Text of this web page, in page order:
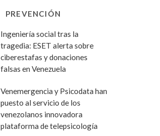
PREVENCIÓN
Ingeniería social tras la
tragedia: ESET alerta sobre
ciberestafas y donaciones
falsas en Venezuela
Venemergencia y Psicodata han
puesto al servicio de los
venezolanos innovadora
plataforma de telepsicología